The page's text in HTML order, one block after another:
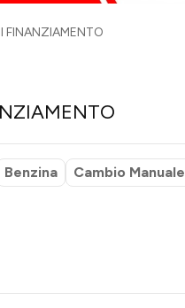
FINANZIAMENTO
Benzina Cambio Manuale